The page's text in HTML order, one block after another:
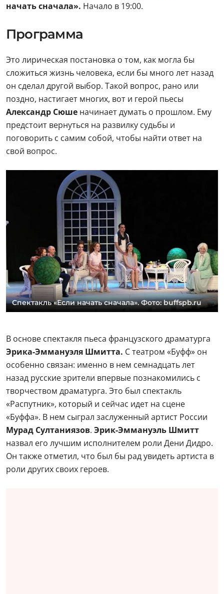
начать сначала». Начало в 19:00.
Программа
Это лирическая постановка о том, как могла бы
сложиться жизнь человека, если бы много лет назад
он сделал другой выбор. Такой вопрос, рано или
поздно, настигает многих, вот и герой пьесы
Александр Сюше начинает думать о прошлом. Ему
предстоит вернуться на развилку судьбы и
поговорить с самим собой, чтобы найти ответ на
свой вопрос.
Спектакль «Если начать сначала». Фото: buffspb.ru
В основе спектакля пьеса французского драматурга
Эрика-Эммануэля Шмитта. С театром «Буфф» он
особенно связан: именно в нем семнадцать лет
назад русские зрители впервые познакомились с
творчеством драматурга. Это был спектакль
«Распутник», который и сейчас идет на сцене
«Буффа». В нем сыграл заслуженный артист России
Мурад Султаниязов. Эрик-Эммануэль Шмитт
назвал его лучшим исполнителем роли Дени Дидро.
Он также отметил, что был бы рад увидеть артиста в
роли других своих героев.